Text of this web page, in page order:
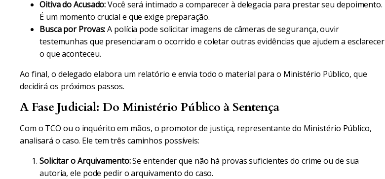
Oitiva do Acusado:Você será intimado a comparecer à delegacia para prestar seu depoimento.
É um momento crucial e que exige preparação.
Busca por Provas:A polícia pode solicitar imagens de câmeras de segurança, ouvir
testemunhas que presenciaram o ocorrido e coletar outras evidências que ajudem a esclarecer
o que aconteceu.
Ao final, o delegado elabora um relatório e envia todo o material para o Ministério Público, que
decidirá os próximos passos.
A Fase Judicial: Do Ministério Público à Sentença
Com o TCO ou o inquérito em mãos, o promotor de justiça, representante do Ministério Público,
analisará o caso. Ele tem três caminhos possíveis:
Solicitar o Arquivamento:Se entender que não há provas suficientes do crime ou de sua
autoria, ele pode pedir o arquivamento do caso.